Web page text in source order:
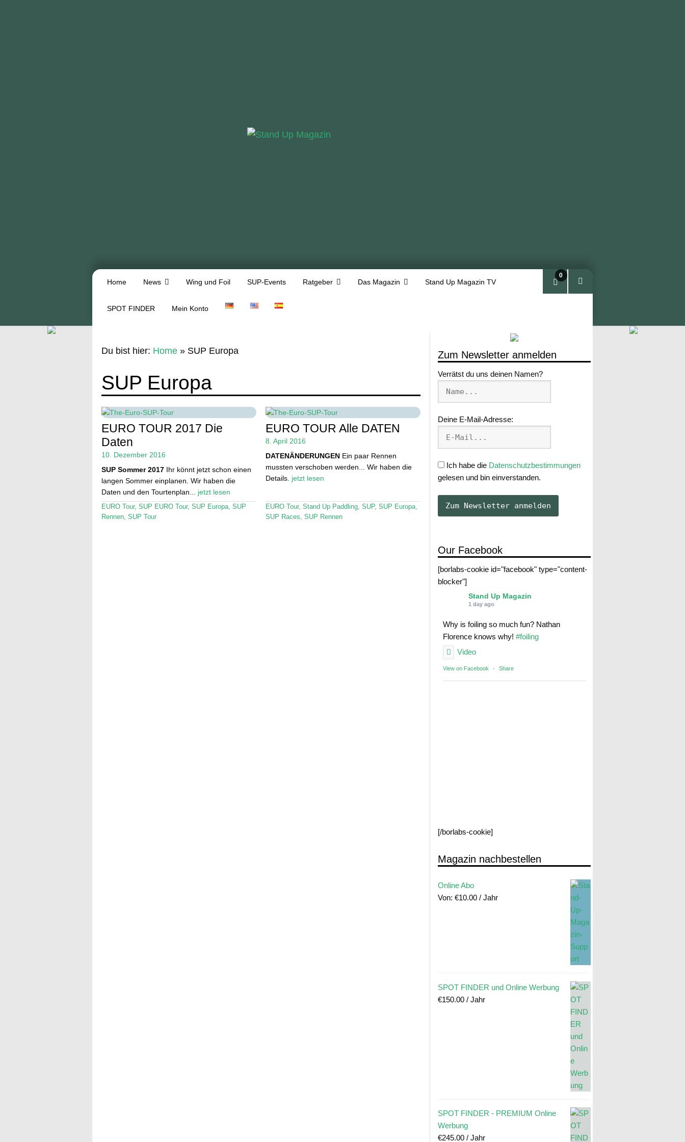
Home News Wing und Foil SUP-Events Ratgeber Das Magazin Stand Up Magazin TV
SPOT FINDER Mein Konto
0
Zum Newsletter anmelden
Verrätst du uns deinen Namen?
Deine E-Mail-Adresse:
Ich habe die Datenschutzbestimmungen
gelesen und bin einverstanden.
Our Facebook
[borlabs-cookie id="facebook" type="content-
blocker"]
Stand Up Magazin
1 day ago
Why is foiling so much fun? Nathan
Florence knows why! #foiling
Video
View on Facebook · Share
[/borlabs-cookie]
Magazin nachbestellen
Online Abo
Von: €10.00 / Jahr
SPOT FINDER und Online Werbung
€150.00 / Jahr
SPOT FINDER - PREMIUM Online
Werbung
€245.00 / Jahr
Du bist hier: Home» SUP Europa
SUP Europa
EURO TOUR 2017 Die
Daten
10. Dezember 2016
SUP Sommer 2017Ihr könnt jetzt schon einen
langen Sommer einplanen. Wir haben die
Daten und den Tourtenplan... jetzt lesen
EURO Tour, SUP EURO Tour, SUP Europa, SUP
Rennen, SUP Tour
EURO TOUR Alle DATEN
8. April 2016
DATENÄNDERUNGENEin paar Rennen
mussten verschoben werden... Wir haben die
Details. jetzt lesen
EURO Tour, Stand Up Paddling, SUP, SUP Europa,
SUP Races, SUP Rennen